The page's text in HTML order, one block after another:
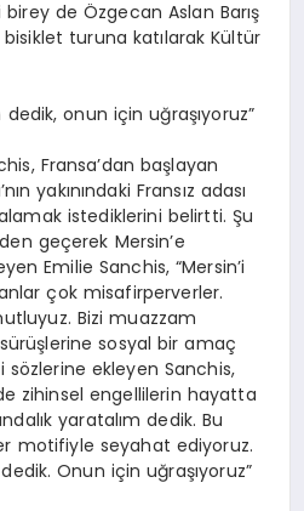
de Özgecan Aslan Barış
bisiklet turuna katılarak Kültür
dedik, onun için uğraşıyoruz”
Fransa’dan başlayan
yakınındaki Fransız adası
istediklerini belirtti. Şu
geçerek Mersin’e
Emilie Sanchis, “Mersin’i
çok misafirperverler.
Bizi muazzam
sürüşlerine sosyal bir amaç
sözlerine ekleyen Sanchis,
zihinsel engellilerin hayatta
yaratalım dedik. Bu
motifiyle seyahat ediyoruz.
Onun için uğraşıyoruz”